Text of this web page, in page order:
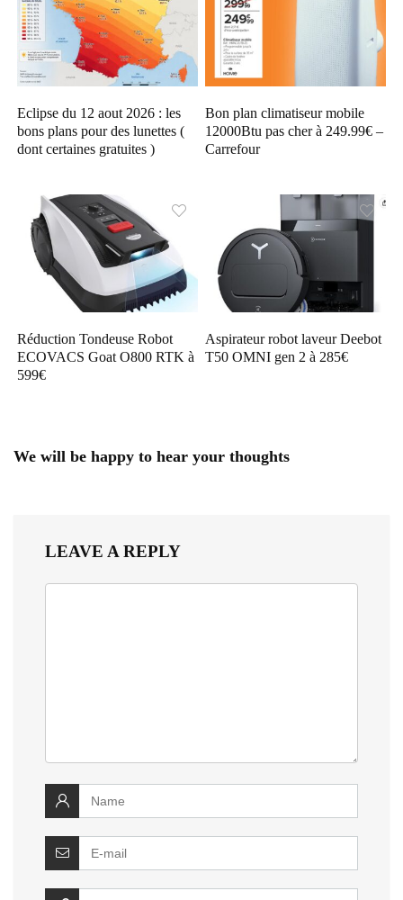
Eclipse du 12 aout 2026 : les
bons plans pour des lunettes (
dont certaines gratuites )
Bon plan climatiseur mobile
12000Btu pas cher à 249.99€ –
Carrefour
Réduction Tondeuse Robot
ECOVACS Goat O800 RTK à
599€
Aspirateur robot laveur Deebot
T50 OMNI gen 2 à 285€
We will be happy to hear your thoughts
LEAVE A REPLY